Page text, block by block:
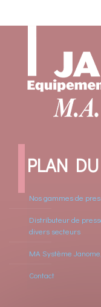
PLAN
Nos gammes de
Distributeur de
divers secteurs
MA Système
Contact